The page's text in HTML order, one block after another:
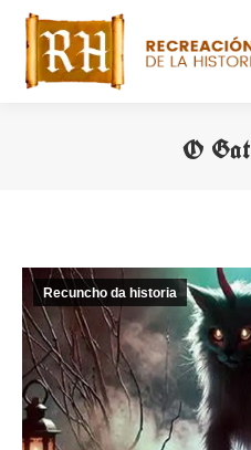
O
Recuncho da historia